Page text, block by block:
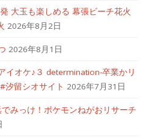
大玉も楽しめる 幕張ビーチ花火
2026年8月2日
2026年8月1日
イオケ♪３ determination-卒業かリ
汐留シオサイト 2026年7月31日
みっけ！ポケモンねがおリサーチ